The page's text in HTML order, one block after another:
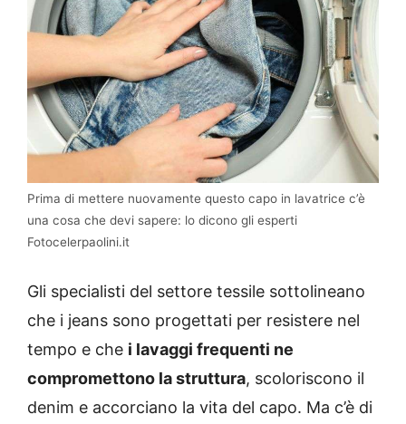
Prima di mettere nuovamente questo capo in lavatrice c’è
una cosa che devi sapere: lo dicono gli esperti
Fotocelerpaolini.it
Gli specialisti del settore tessile sottolineano
che i jeans sono progettati per resistere nel
tempo e che i lavaggi frequenti ne
compromettono la struttura, scoloriscono il
denim e accorciano la vita del capo. Ma c’è di